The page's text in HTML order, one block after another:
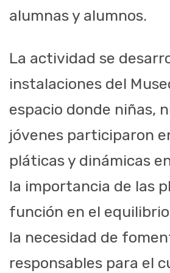
alumnas y alumnos.
La actividad se
instalaciones del
espacio donde niñas,
jóvenes participaron
pláticas y dinámicas
la importancia de las
función en el
la necesidad de
responsables para el